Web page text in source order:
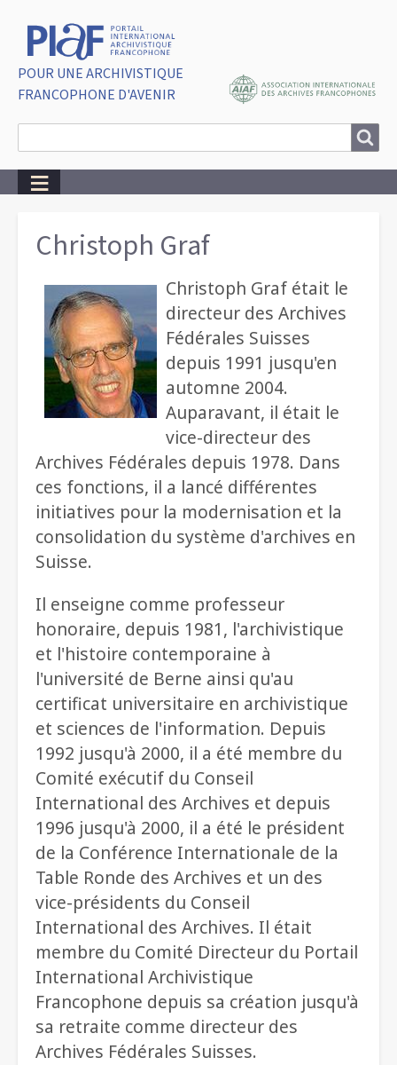
POUR UNE ARCHIVISTIQUE
FRANCOPHONE D'AVENIR
Christoph Graf
Christoph Graf était le
directeur des Archives
Fédérales Suisses
depuis 1991 jusqu'en
automne 2004.
Auparavant, il était le
vice-directeur des
Archives Fédérales depuis 1978. Dans
ces fonctions, il a lancé différentes
initiatives pour la modernisation et la
consolidation du système d'archives en
Suisse.
Il enseigne comme professeur
honoraire, depuis 1981, l'archivistique
et l'histoire contemporaine à
l'université de Berne ainsi qu'au
certificat universitaire en archivistique
et sciences de l'information. Depuis
1992 jusqu'à 2000, il a été membre du
Comité exécutif du Conseil
International des Archives et depuis
1996 jusqu'à 2000, il a été le président
de la Conférence Internationale de la
Table Ronde des Archives et un des
vice-présidents du Conseil
International des Archives. Il était
membre du Comité Directeur du Portail
International Archivistique
Francophone depuis sa création jusqu'à
sa retraite comme directeur des
Archives Fédérales Suisses.